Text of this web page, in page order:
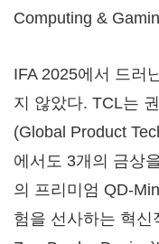
Computing &
IFA 2025에서 드러
지 않았다. TCL는
(Global Product
에서도 3개의 금상
의 프리미엄 QD-
험을 선사하는 혁